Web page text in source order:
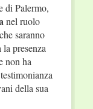
di Palermo,
nel ruolo
saranno
presenza
non ha
della sua